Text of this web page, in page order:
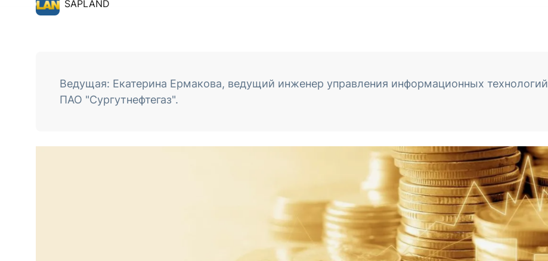
SAPLAND
Ведущая: Екатерина Ермакова, ведущий инженер управления информационных технологий
ПАО "Сургутнефтегаз".